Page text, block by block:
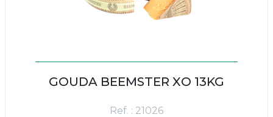
GOUDA BEEMSTER XO 13KG
Ref. : 21026